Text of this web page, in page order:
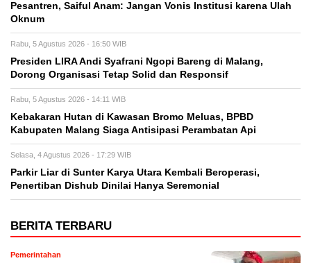
Pesantren, Saiful Anam: Jangan Vonis Institusi karena Ulah
Oknum
Rabu, 5 Agustus 2026 - 16:50 WIB
Presiden LIRA Andi Syafrani Ngopi Bareng di Malang,
Dorong Organisasi Tetap Solid dan Responsif
Rabu, 5 Agustus 2026 - 14:11 WIB
Kebakaran Hutan di Kawasan Bromo Meluas, BPBD
Kabupaten Malang Siaga Antisipasi Perambatan Api
Selasa, 4 Agustus 2026 - 17:29 WIB
Parkir Liar di Sunter Karya Utara Kembali Beroperasi,
Penertiban Dishub Dinilai Hanya Seremonial
BERITA TERBARU
Pemerintahan